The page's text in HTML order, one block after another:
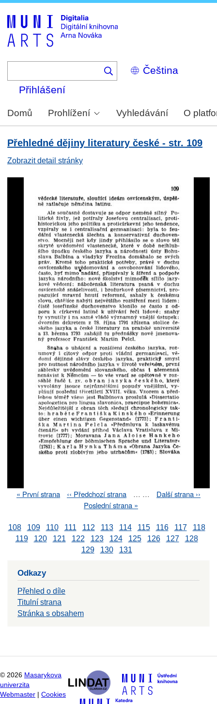
Select
your
Přihlášení
Domů Prohlížení Vyhledávání O
Přehledné dějiny literatury české - str. 109
Zobrazit detail stránky
First
« První strana
Previous
‹‹ Předchozí strana … …
Next
Další strana ››
Last
Poslední strana »
108 109 110 111 112 113 114 115 116 117
118
119
120 121 122 123 124 125 126 127
128
129
130 131
Odkazy
Přehled o díle
Titulní strana
Stránka s obsahem
© 2026 Masarykova
univerzita
Webmaster
Cookies